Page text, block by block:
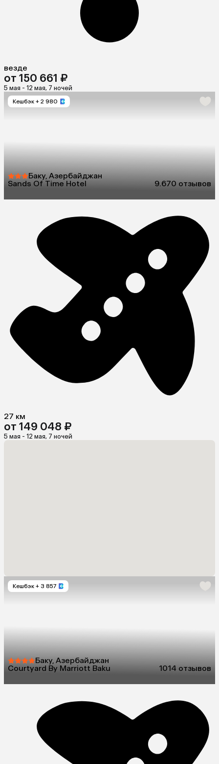
везде
от 150 661 ₽
5 мая - 12 мая, 7 ночей
Кешбэк + 2 980
Баку, Азербайджан
Sands Of Time Hotel
9.670 отзывов
27 км
от 149 048 ₽
5 мая - 12 мая, 7 ночей
Кешбэк + 3 857
Баку, Азербайджан
Courtyard By Marriott Baku
1014 отзывов